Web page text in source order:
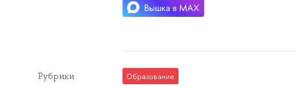
Рубрики Образование